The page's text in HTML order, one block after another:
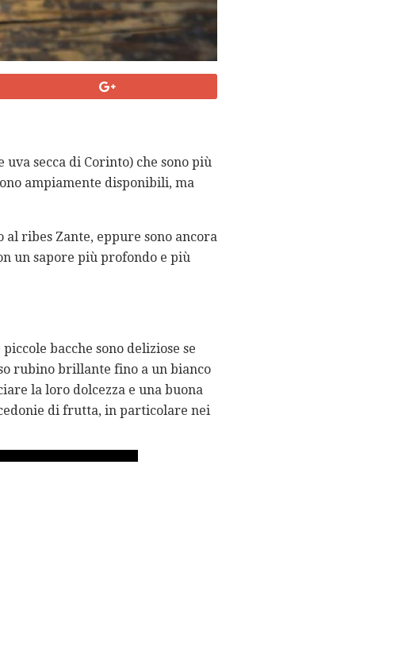
secca di Corinto) che sono più
ampiamente disponibili, ma
ribes Zante, eppure sono ancora
un sapore più profondo e più
piccole bacche sono deliziose se
rubino brillante fino a un bianco
la loro dolcezza e una buona
di frutta, in particolare nei